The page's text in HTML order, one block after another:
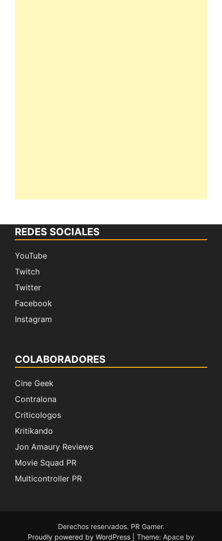
REDES SOCIALES
YouTube
Twitch
Twitter
Facebook
Instagram
COLABORADORES
Cine Geek
Contralona
Criticologos
Kritikando
Jon Amaury Reviews
Movie Squad PR
Multicontroller PR
Derechos reservados. PR Gamer.
Proudly powered by WordPress
Theme: Apace by